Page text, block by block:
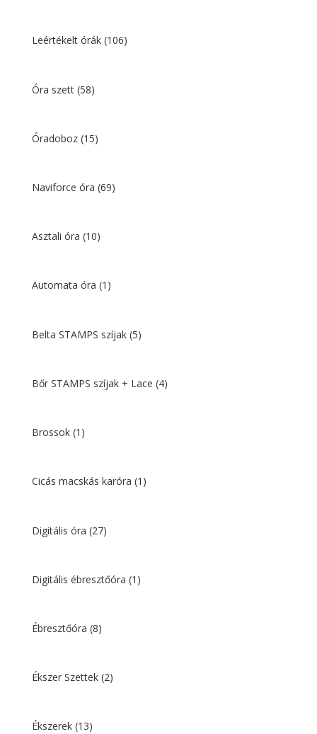
Leértékelt órák (106)
Óra szett (58)
Óradoboz (15)
Naviforce óra (69)
Asztali óra (10)
Automata óra (1)
Belta STAMPS szíjak (5)
Bőr STAMPS szíjak + Lace (4)
Brossok (1)
Cicás macskás karóra (1)
Digitális óra (27)
Digitális ébresztőóra (1)
Ébresztőóra (8)
Ékszer Szettek (2)
Ékszerek (13)